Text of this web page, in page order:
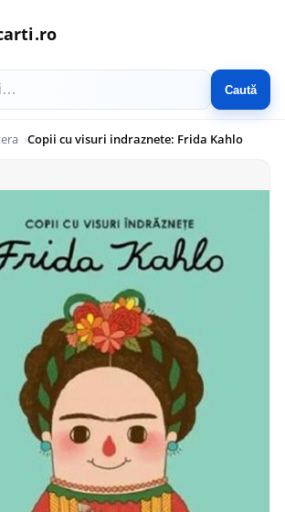
Caută
Copii cu visuri indraznete: Frida Kahlo